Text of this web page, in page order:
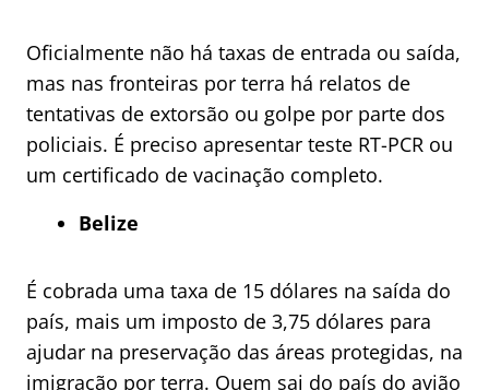
Oficialmente não há taxas de entrada ou saída,
mas nas fronteiras por terra há relatos de
tentativas de extorsão ou golpe por parte dos
policiais. É preciso apresentar teste RT-PCR ou
um certificado de vacinação completo.
Belize
É cobrada uma taxa de 15 dólares na saída do
país, mais um imposto de 3,75 dólares para
ajudar na preservação das áreas protegidas, na
imigração por terra. Quem sai do país do avião